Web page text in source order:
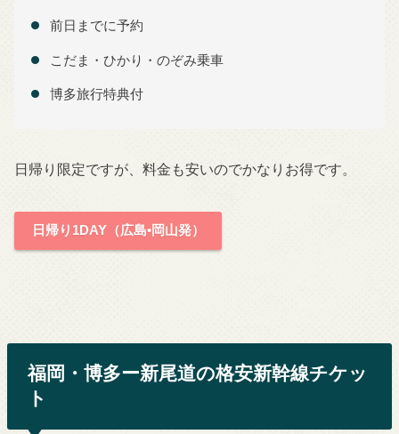
前日までに予約
こだま・ひかり・のぞみ乗車
博多旅行特典付
日帰り限定ですが、料金も安いのでかなりお得です。
日帰り1DAY（広島•岡山発）
福岡・博多ー新尾道の格安新幹線チケッ
ト